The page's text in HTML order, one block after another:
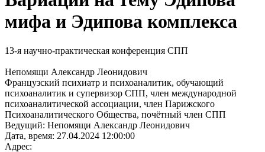
мифа и Эдипова комплекса
13-я научно-практическая конференция СПП
Непомящи Александр Леонидович
Французский психиатр и психоаналитик, обучающий
психоаналитик и супервизор СПП, член международной
психоаналитической ассоциации, член Парижского
Психоаналитического Общества, почётный член СПП
Ведущий: Непомящи Александр Леонидович
Дата, время: 27.04.2024 12:00:00
Адрес: